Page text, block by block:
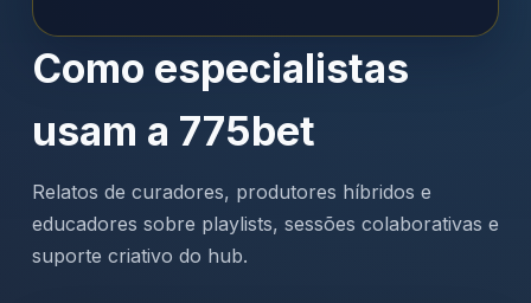
Como especialistas
usam a 775bet
Relatos de curadores, produtores híbridos e
educadores sobre playlists, sessões colaborativas e
suporte criativo do hub.